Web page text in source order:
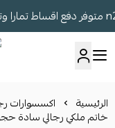
الرئيسية اكسسوارات
خاتم ملكي رجالي سادة